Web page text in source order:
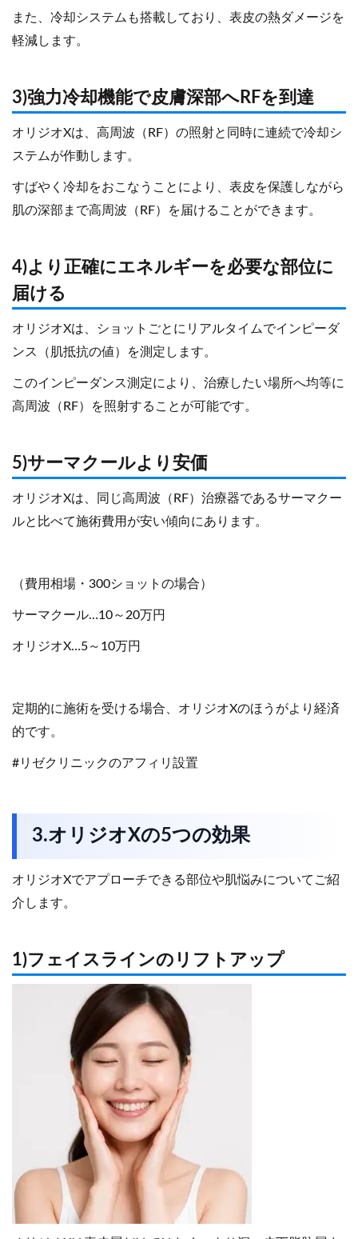
また、冷却システムも搭載しており、表皮の熱ダメージを
軽減します。
3)強力冷却機能で皮膚深部へRFを到達
オリジオXは、高周波（RF）の照射と同時に連続で冷却シ
ステムが作動します。
すばやく冷却をおこなうことにより、表皮を保護しながら
肌の深部まで高周波（RF）を届けることができます。
4)より正確にエネルギーを必要な部位に
届ける
オリジオXは、ショットごとにリアルタイムでインピーダ
ンス（肌抵抗の値）を測定します。
このインピーダンス測定により、治療したい場所へ均等に
高周波（RF）を照射することが可能です。
5)サーマクールより安価
オリジオXは、同じ高周波（RF）治療器であるサーマクー
ルと比べて施術費用が安い傾向にあります。
（費用相場・300ショットの場合）
サーマクール…10～20万円
オリジオX…5～10万円
定期的に施術を受ける場合、オリジオXのほうがより経済
的です。
#リゼクリニックのアフィリ設置
3.オリジオXの5つの効果
オリジオXでアプローチできる部位や肌悩みについてご紹
介します。
1)フェイスラインのリフトアップ